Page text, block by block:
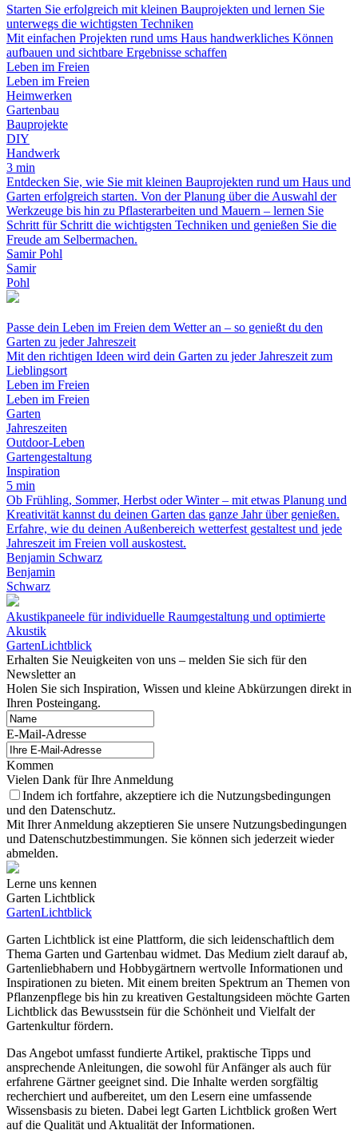
Starten Sie erfolgreich mit kleinen Bauprojekten und lernen Sie
unterwegs die wichtigsten Techniken
Mit einfachen Projekten rund ums Haus handwerkliches Können
aufbauen und sichtbare Ergebnisse schaffen
Leben im Freien
Leben im Freien
Heimwerken
Gartenbau
Bauprojekte
DIY
Handwerk
3 min
Entdecken Sie, wie Sie mit kleinen Bauprojekten rund um Haus und
Garten erfolgreich starten. Von der Planung über die Auswahl der
Werkzeuge bis hin zu Pflasterarbeiten und Mauern – lernen Sie
Schritt für Schritt die wichtigsten Techniken und genießen Sie die
Freude am Selbermachen.
Samir Pohl
Samir
Pohl
Passe dein Leben im Freien dem Wetter an – so genießt du den
Garten zu jeder Jahreszeit
Mit den richtigen Ideen wird dein Garten zu jeder Jahreszeit zum
Lieblingsort
Leben im Freien
Leben im Freien
Garten
Jahreszeiten
Outdoor-Leben
Gartengestaltung
Inspiration
5 min
Ob Frühling, Sommer, Herbst oder Winter – mit etwas Planung und
Kreativität kannst du deinen Garten das ganze Jahr über genießen.
Erfahre, wie du deinen Außenbereich wetterfest gestaltest und jede
Jahreszeit im Freien voll auskostest.
Benjamin Schwarz
Benjamin
Schwarz
Akustikpaneele für individuelle Raumgestaltung und optimierte
Akustik
GartenLichtblick
Erhalten Sie Neuigkeiten von uns – melden Sie sich für den
Newsletter an
Holen Sie sich Inspiration, Wissen und kleine Abkürzungen direkt in
Ihren Posteingang.
E-Mail-Adresse
Kommen
Vielen Dank für Ihre Anmeldung
Indem ich fortfahre, akzeptiere ich die Nutzungsbedingungen
und den Datenschutz.
Mit Ihrer Anmeldung akzeptieren Sie unsere Nutzungsbedingungen
und Datenschutzbestimmungen. Sie können sich jederzeit wieder
abmelden.
Lerne uns kennen
Garten Lichtblick
GartenLichtblick
Garten Lichtblick ist eine Plattform, die sich leidenschaftlich dem
Thema Garten und Gartenbau widmet. Das Medium zielt darauf ab,
Gartenliebhabern und Hobbygärtnern wertvolle Informationen und
Inspirationen zu bieten. Mit einem breiten Spektrum an Themen von
Pflanzenpflege bis hin zu kreativen Gestaltungsideen möchte Garten
Lichtblick das Bewusstsein für die Schönheit und Vielfalt der
Gartenkultur fördern.
Das Angebot umfasst fundierte Artikel, praktische Tipps und
ansprechende Anleitungen, die sowohl für Anfänger als auch für
erfahrene Gärtner geeignet sind. Die Inhalte werden sorgfältig
recherchiert und aufbereitet, um den Lesern eine umfassende
Wissensbasis zu bieten. Dabei legt Garten Lichtblick großen Wert
auf die Qualität und Aktualität der Informationen.